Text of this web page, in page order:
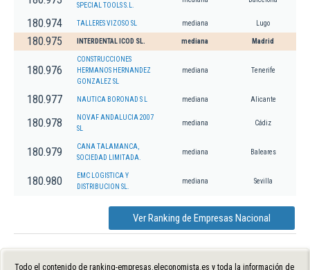
SPECIAL TOOLS S.L.
180.974 TALLERES VIZOSO SL mediana Lugo
180.975 INTERDENTAL ICOD SL. mediana Madrid
180.976
CONSTRUCCIONES
HERMANOS HERNANDEZ
GONZALEZ SL
mediana Tenerife
180.977 NAUTICA BORONAD S L mediana Alicante
180.978
NOVAF ANDALUCIA 2007
SL
mediana Cádiz
180.979
CANA TALAMANCA,
SOCIEDAD LIMITADA.
mediana Baleares
180.980
EMC LOGISTICA Y
DISTRIBUCION SL.
mediana Sevilla
Ver Ranking de Empresas Nacional
Todo el contenido de ranking-empresas.eleconomista.es y toda la información de